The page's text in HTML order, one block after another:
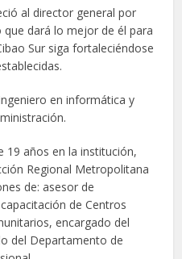
al director general por
dará lo mejor de él para
Sur siga fortaleciéndose
en informática y
19 años en la institución,
Regional Metropolitana
de: asesor de
de Centros
encargado del
del Departamento de